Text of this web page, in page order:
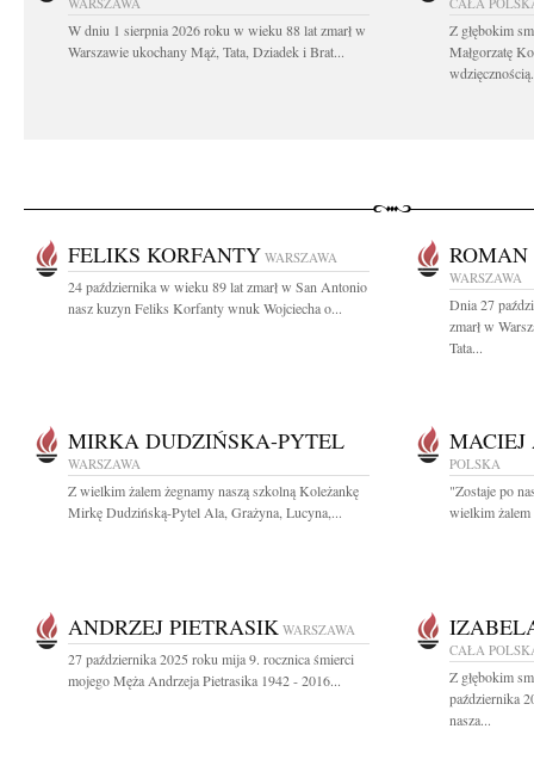
W dniu 1 sierpnia 2026 roku w wieku 88 lat zmarł w
Warszawie ukochany Mąż, Tata, Dziadek i Brat...
Z głębokim
Małgorzatę
FELIKS KORFANTY WARSZAWA
24 października w wieku 89 lat zmarł w San Antonio
nasz kuzyn Feliks Korfanty wnuk Wojciecha o...
WARSZAWA
Dnia 27
zmarł w
Tata...
MIRKA DUDZIŃSKA-PYTEL
WARSZAWA
Z wielkim żalem żegnamy naszą szkolną Koleżankę
Mirkę Dudzińską-Pytel Ala, Grażyna, Lucyna,...
POLSKA
"Zostaje po
wielkim żalem
ANDRZEJ PIETRASIK WARSZAWA
27 października 2025 roku mija 9. rocznica śmierci
mojego Męża Andrzeja Pietrasika 1942 - 2016...
CAŁA
Z głębokim
października
nasza...